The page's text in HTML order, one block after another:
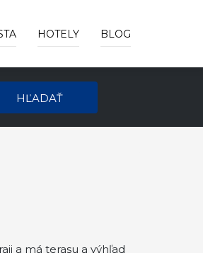
HOTELY BLOG
HĽADAŤ
a má terasu a výhľad